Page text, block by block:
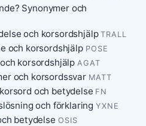
Synonymer och
och korsordshjälp TRALL
och korsordshjälp POSE
korsordshjälp AGAT
och korsordssvar MATT
och betydelse FN
och förklaring YXNE
betydelse OSIS